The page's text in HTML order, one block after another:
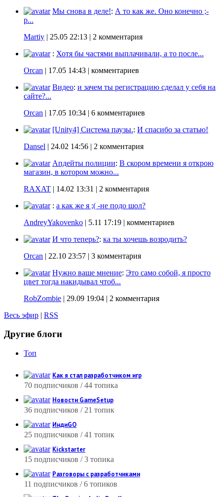
Мы снова в деле!: А то как же. Оно конечно ;-
p...
Martiy | 25.05 22:13 | 2 комментария
: Хотя бы частями выплачивали, а то после...
Orcan | 17.05 14:43 | комментариев
Видео: и зачем ты регистрацию сделал у себя на
сайте?...
Orcan | 17.05 10:34 | 6 комментариев
[Unity4] Система паузы.: И спасибо за статью!
Dansel | 24.02 14:56 | 2 комментария
Апдейты полиции: В скором времени я открою
магазин, в котором можно...
RAXAT | 14.02 13:31 | 2 комментария
: а как же я ;( -не подо шол?
AndreyYakovenko | 5.11 17:19 | комментариев
И что теперь?: ка ты хочешь возродить?
Orcan | 22.10 23:57 | 3 комментария
Нужно ваше мнение: Это само собой, я просто
цвет тогда накидывал чтоб...
RobZombie | 29.09 19:04 | 2 комментария
Весь эфир | RSS
Другие блоги
Топ
Как я стал разработчиком игр
70 подписчиков / 44 топика
Новости GameSetup
36 подписчиков / 21 топик
ИндиGO
25 подписчиков / 41 топик
Kickstarter
15 подписчиков / 3 топика
Разговоры с разработчиками
11 подписчиков / 6 топиков